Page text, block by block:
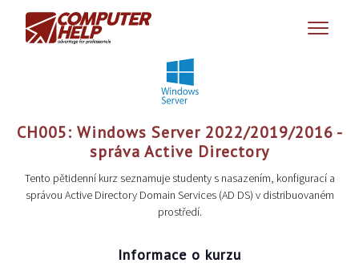
CH005: Windows Server 2022/2019/2016 -
správa Active Directory
Tento pětidenní kurz seznamuje studenty s nasazením, konfigurací a
správou Active Directory Domain Services (AD DS) v distribuovaném
prostředí.
Informace o kurzu